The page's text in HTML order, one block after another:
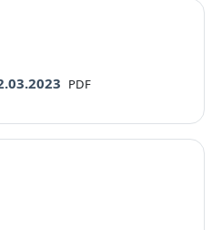
File
PDF